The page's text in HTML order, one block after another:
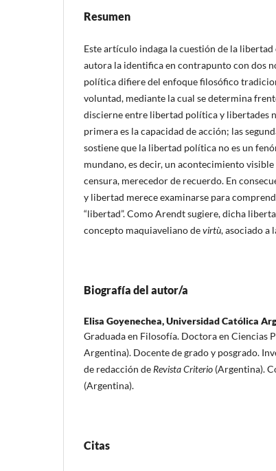
Resumen
Este artículo indaga la cuestión de la
autora la identifica en contrapunto con dos
política difiere del enfoque filosófico
voluntad, mediante la cual se determina
discierne entre libertad política y libertades
primera es la capacidad de acción; las
sostiene que la libertad política no es un
mundano, es decir, un acontecimiento
censura, merecedor de recuerdo. En
y libertad merece examinarse para
“libertad”. Como Arendt sugiere, dicha
concepto maquiaveliano devirtù, asociado a
Biografía del autor/a
Elisa Goyenechea,Universidad Católica
Graduada en Filosofía. Doctora en Ciencias
Argentina). Docente de grado y posgrado.
de redacción de Revista Criterio (Argentina).
(Argentina).
Citas